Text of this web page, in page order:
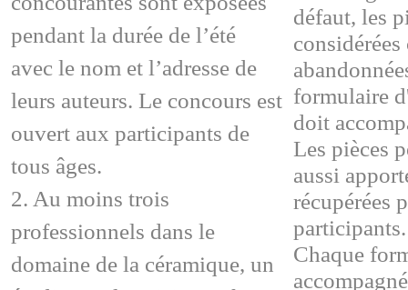
défaut, les
considérées
formulaire
doit
Les pièces
aussi
récupérées
Chaque
pendant la durée de l’été
avec le nom et l’adresse de
leurs auteurs. Le concours est
ouvert aux participants de
tous âges.
2. Au moins trois
professionnels dans le
domaine de la céramique, un